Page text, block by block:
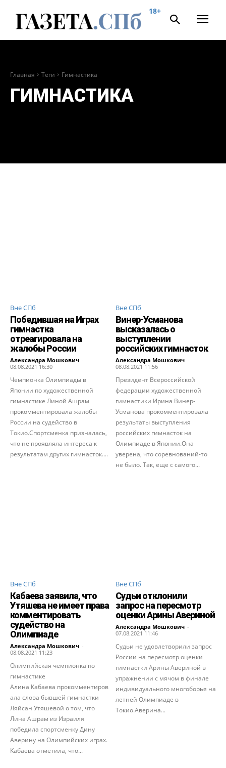
18+
Главная Теги Гимнастика
ГИМНАСТИКА
Вне СПб
Победившая на Играх
гимнастка
отреагировала на
жалобы России
Александра Мошкович -
08.08.2021 16:30
Чемпионка Олимпиады в
Японии по художественной
гимнастике Линой Ашрам
прокомментировала жалобы
России на судейство в
Токио.Спортсменка призналась,
что не проявляла интереса к
результатам других гимнасток....
Вне СПб
Винер-Усманова
высказалась о
выступлении
российских гимнасток
Александра Мошкович -
08.08.2021 11:56
Президент Всероссийской
федерации художественной
гимнастики Ирина Винер-
Усманова прокомментировала
результаты выступления
российских гимнасток на
Олимпиаде в Японии.Она
уверена, что соревнований-то
не было. Так, еще с самого...
Вне СПб
Кабаева заявила, что
Утяшева не имеет права
комментировать
судейство на
Олимпиаде
Александра Мошкович -
08.08.2021 11:23
Олимпийская чемпионка по
гимнастике
Алина Кабаева прокомментиров
ала слова бывшей гимнастки
Ляйсан Утяшевой о том, что
Лина Ашрам из Израиля
победила спортсменку Дину
Аверину на Олимпийских играх.
Кабаева отметила, что...
Вне СПб
Судьи отклонили
запрос на пересмотр
оценки Арины Авериной
Александра Мошкович -
07.08.2021 11:46
Судьи не удовлетворили запрос
России на пересмотр оценки
гимнастки Арины Авериной в
упражнении с мячом в финале
индивидуального многоборья на
летней Олимпиаде в
Токио.Аверина...